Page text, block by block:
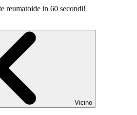
in 60 secondi!
Vicino